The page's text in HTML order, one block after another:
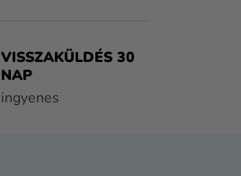
VISSZAKÜLDÉS 30
NAP
ingyenes